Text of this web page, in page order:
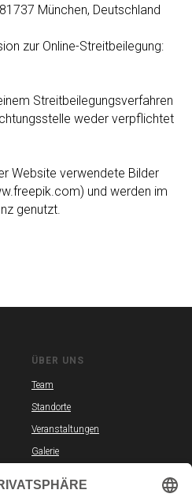
München, Deutschland
zur Online-Streitbeilegung:
Streitbeilegungsverfahren
weder verpflichtet
Website verwendete Bilder
und werden im
genutzt.
ÜBER UNS
Team
Standorte
Veranstaltungen
Galerie